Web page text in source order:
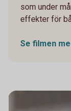
som under
effekter för
Se filmen